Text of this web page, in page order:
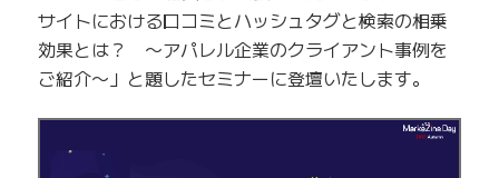
サイトにおける口コミとハッシュタグと検索の相乗
効果とは？ 〜アパレル企業のクライアント事例を
ご紹介〜」と題したセミナーに登壇いたします。